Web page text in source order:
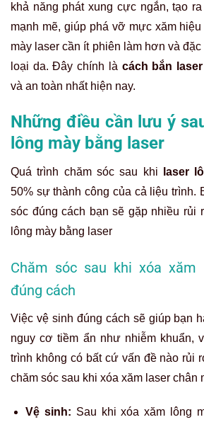
khả năng phát xung cực ngắn, tạo
mạnh mẽ, giúp phá vỡ mực xăm
mày laser cần ít phiên làm hơn và
loại da. Đây chính là cách bắn
và an toàn nhất hiện nay.
Những điều cần lưu ý
lông mày bằng laser
Quá trình chăm sóc sau khi laser
50% sự thành công của cả liệu trình.
sóc đúng cách bạn sẽ gặp nhiều rủi
lông mày bằng laser
Chăm sóc sau khi xóa xăm
đúng cách
Việc vệ sinh đúng cách sẽ giúp bạn
nguy cơ tiềm ẩn như nhiễm khuẩn,
trình không có bất cứ vấn đề nào rủi
chăm sóc sau khi xóa xăm laser chân
Vệ sinh: Sau khi xóa xăm lông